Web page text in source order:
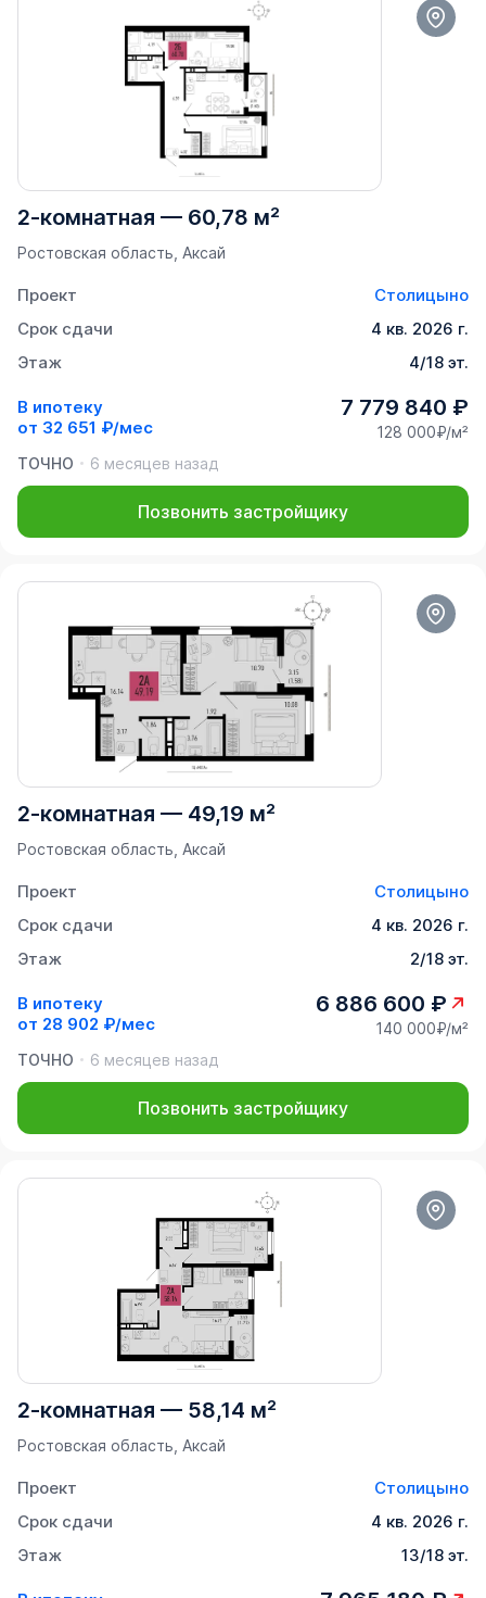
2-комнатная — 60,78 м²
Ростовская область, Аксай
Проект
Столицыно
Срок сдачи
4 кв. 2026 г.
Этаж
4/18 эт.
В ипотеку
от 32 651 ₽/мес
7 779 840 ₽
128 000₽/м²
ТОЧНО
6 месяцев назад
Позвонить застройщику
2-комнатная — 49,19 м²
Ростовская область, Аксай
Проект
Столицыно
Срок сдачи
4 кв. 2026 г.
Этаж
2/18 эт.
В ипотеку
от 28 902 ₽/мес
6 886 600 ₽
140 000₽/м²
ТОЧНО
6 месяцев назад
Позвонить застройщику
2-комнатная — 58,14 м²
Ростовская область, Аксай
Проект
Столицыно
Срок сдачи
4 кв. 2026 г.
Этаж
13/18 эт.